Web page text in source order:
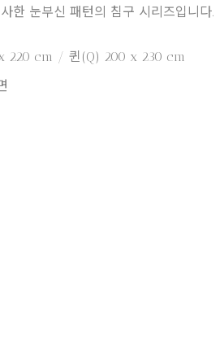
한 눈부신 패턴의 침구 시리즈입니다.
220 cm / 퀸(Q) 200 x 230 cm